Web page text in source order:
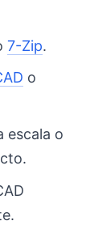
7-Zip.
o
escala o